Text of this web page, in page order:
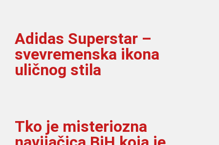
Adidas Superstar –
svevremenska ikona
uličnog stila
Tko je misteriozna